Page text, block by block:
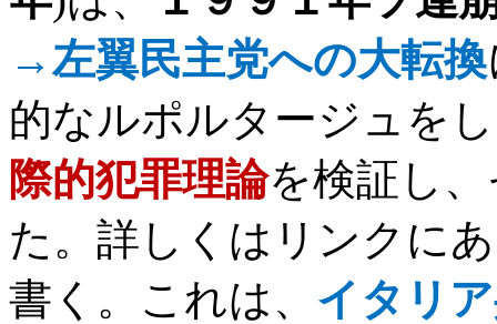
→左翼民主党への大転換
的なルポルタージュを
際的犯罪理論を検証し
た。詳しくはリンクに
書く。これは、 イタリ